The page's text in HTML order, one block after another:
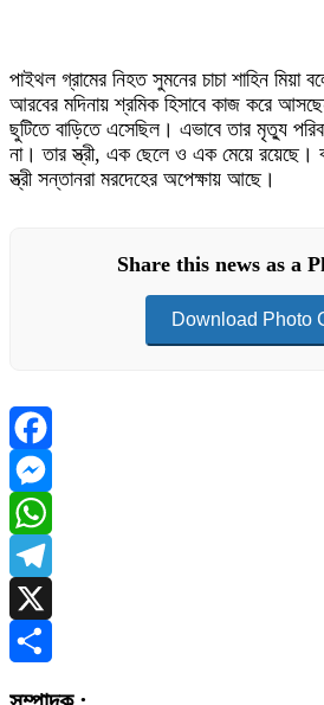
পাইথল গ্রামের নিহত সুমনের চাচা শাহিন
আরবের মদিনায় শ্রমিক হিসাবে কাজ করে
ছুটিতে বাড়িতে এসেছিল। এভাবে তার মৃত্যু
না। তার স্ত্রী, এক ছেলে ও এক মেয়ে রয়েছে।
স্ত্রী সন্তানরা মরদেহের অপেক্ষায় আছে।
Share this news as a
Download Photo
Facebook
Messenger
WhatsApp
Telegram
X